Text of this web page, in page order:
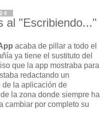
al "Escribiendo..."
acaba de pillar a todo el
ya tiene el sustituto del
que la app mostraba para
redactando un
de la aplicación de
de la zona donde siempre ha
cambiar por completo su